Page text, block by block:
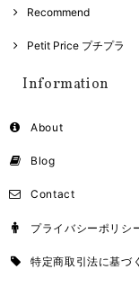
Recommend
Petit Price プチプラ
Information
About
Blog
Contact
プライバシーポリシ
特定商取引法に基づ